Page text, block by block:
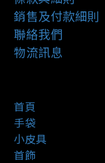
銷售及付款細則
聯絡我們
物流訊息
首頁
手袋
小皮具
首飾